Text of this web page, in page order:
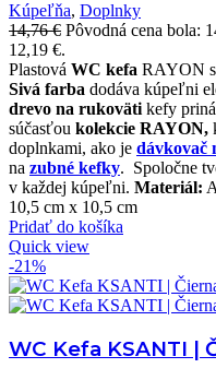
Kúpeľňa, Doplnky
14,76€ Pôvodná cena bola:
12,19 €.
Plastová WC kefa RAYON
Sivá farba dodáva kúpeľni
drevo na rukoväti kefy
súčasťou kolekcie RAYON,
doplnkami, ako je dávkovač
na zubné kefky. Spoločne
v každej kúpeľni. Materiál:
10,5 cm x 10,5 cm
Pridať do košíka
Quick view
-21%
WC Kefa KSANTI |